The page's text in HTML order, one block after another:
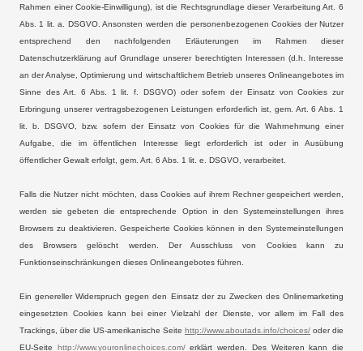
Rahmen einer Cookie-Einwilligung), ist die Rechtsgrundlage dieser Verarbeitung Art. 6
Abs. 1 lit. a. DSGVO. Ansonsten werden die personenbezogenen Cookies der Nutzer
entsprechend den nachfolgenden Erläuterungen im Rahmen dieser
Datenschutzerklärung auf Grundlage unserer berechtigten Interessen (d.h. Interesse
an der Analyse, Optimierung und wirtschaftlichem Betrieb unseres Onlineangebotes im
Sinne des Art. 6 Abs. 1 lit. f. DSGVO) oder sofern der Einsatz von Cookies zur
Erbringung unserer vertragsbezogenen Leistungen erforderlich ist, gem. Art. 6 Abs. 1
lit. b. DSGVO, bzw. sofern der Einsatz von Cookies für die Wahrnehmung einer
Aufgabe, die im öffentlichen Interesse liegt erforderlich ist oder in Ausübung
öffentlicher Gewalt erfolgt, gem. Art. 6 Abs. 1 lit. e. DSGVO, verarbeitet.
Falls die Nutzer nicht möchten, dass Cookies auf ihrem Rechner gespeichert werden,
werden sie gebeten die entsprechende Option in den Systemeinstellungen ihres
Browsers zu deaktivieren. Gespeicherte Cookies können in den Systemeinstellungen
des Browsers gelöscht werden. Der Ausschluss von Cookies kann zu
Funktionseinschränkungen dieses Onlineangebotes führen.
Ein genereller Widerspruch gegen den Einsatz der zu Zwecken des Onlinemarketing
eingesetzten Cookies kann bei einer Vielzahl der Dienste, vor allem im Fall des
Trackings, über die US-amerikanische Seite http://www.aboutads.info/choices/ oder die
EU-Seite http://www.youronlinechoices.com/erklärt werden. Des Weiteren kann die